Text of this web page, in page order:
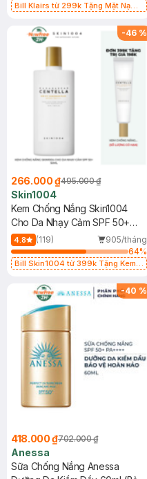
Bill Klairs từ 299k Tặng Mặt Nạ
25ml (SL Có Hạn)
-46 %
266.000 ₫495.000 ₫
Skin1004
Kem Chống Nắng Skin1004
Cho Da Nhạy Cảm SPF 50+
50ml
4.8 (119)
905/tháng
64%
Bill Skin1004 từ 399k Tặng Kem
SPF 50+ 20ml (SL Có Hạn)
-40 %
418.000 ₫702.000 ₫
Anessa
Sữa Chống Nắng Anessa